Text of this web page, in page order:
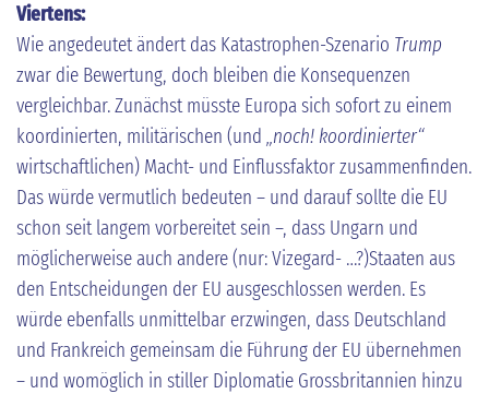
Viertens:
Wie angedeutet ändert das Katastrophen-Szenario Trump
zwar die Bewertung, doch bleiben die Konsequenzen
vergleichbar. Zunächst müsste Europa sich sofort zu einem
koordinierten, militärischen (und „noch! koordinierter“
wirtschaftlichen) Macht- und Einflussfaktor zusammenfinden.
Das würde vermutlich bedeuten – und darauf sollte die EU
schon seit langem vorbereitet sein –, dass Ungarn und
möglicherweise auch andere (nur: Vizegard- …?)Staaten aus
den Entscheidungen der EU ausgeschlossen werden. Es
würde ebenfalls unmittelbar erzwingen, dass Deutschland
und Frankreich gemeinsam die Führung der EU übernehmen
– und womöglich in stiller Diplomatie Grossbritannien hinzu